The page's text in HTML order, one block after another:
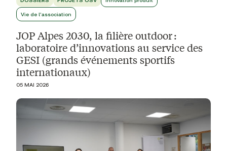
Vie de l'association
JOP Alpes 2030, la filière outdoor :
laboratoire d’innovations au service des
GESI (grands événements sportifs
internationaux)
05 MAI 2026